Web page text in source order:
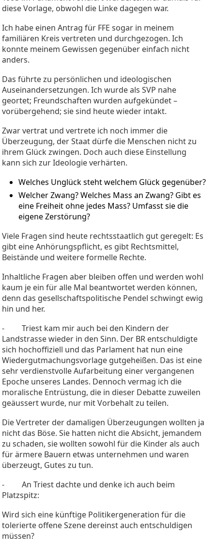
diese Vorlage, obwohl die Linke dagegen war.
Ich habe einen Antrag für FFE sogar in meinem
familiären Kreis vertreten und durchgezogen. Ich
konnte meinem Gewissen gegenüber einfach nicht
anders.
Das führte zu persönlichen und ideologischen
Auseinandersetzungen. Ich wurde als SVP nahe
geortet; Freundschaften wurden aufgekündet –
vorübergehend; sie sind heute wieder intakt.
Zwar vertrat und vertrete ich noch immer die
Überzeugung, der Staat dürfe die Menschen nicht zu
ihrem Glück zwingen. Doch auch diese Einstellung
kann sich zur Ideologie verhärten.
Welches Unglück steht welchem Glück gegenüber?
Welcher Zwang? Welches Mass an Zwang? Gibt es
eine Freiheit ohne jedes Mass? Umfasst sie die
eigene Zerstörung?
Viele Fragen sind heute rechtsstaatlich gut geregelt: Es
gibt eine Anhörungspflicht, es gibt Rechtsmittel,
Beistände und weitere formelle Rechte.
Inhaltliche Fragen aber bleiben offen und werden wohl
kaum je ein für alle Mal beantwortet werden können,
denn das gesellschaftspolitische Pendel schwingt ewig
hin und her.
- Triest kam mir auch bei den Kindern der
Landstrasse wieder in den Sinn. Der BR entschuldigte
sich hochoffiziell und das Parlament hat nun eine
Wiedergutmachungsvorlage gutgeheißen. Das ist eine
sehr verdienstvolle Aufarbeitung einer vergangenen
Epoche unseres Landes. Dennoch vermag ich die
moralische Entrüstung, die in dieser Debatte zuweilen
geäussert wurde, nur mit Vorbehalt zu teilen.
Die Vertreter der damaligen Überzeugungen wollten ja
nicht das Böse. Sie hatten nicht die Absicht, jemandem
zu schaden, sie wollten sowohl für die Kinder als auch
für ärmere Bauern etwas unternehmen und waren
überzeugt, Gutes zu tun.
- An Triest dachte und denke ich auch beim
Platzspitz:
Wird sich eine künftige Politikergeneration für die
tolerierte offene Szene dereinst auch entschuldigen
müssen?